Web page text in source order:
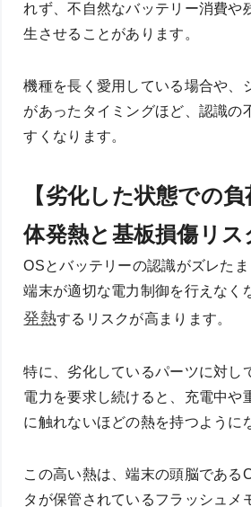
れず、不自然なバッテリー消費や
生させることがあります。
機種を長く愛用している場合や、
があったタイミングほど、認識の
すくなります。
【劣化した状態での
体発熱と基板損傷リス
OSとバッテリーの認識がズレたま
端末が適切な電力制御を行えなく
発熱するリスクが高まります。
特に、劣化しているパーツに対し
電力を要求し続けると、充電中や
に触れないほどの熱を持つように
この高い熱は、端末の頭脳である
タが保管されているフラッシュメ